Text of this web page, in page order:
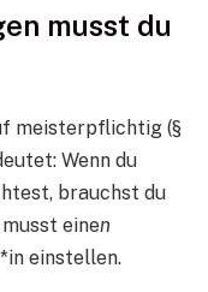
musst du
meisterpflichtig (§
Wenn du
brauchst du
einen
einstellen.